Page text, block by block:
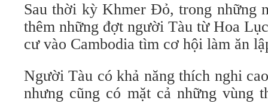
Sau thời kỳ Khmer Đỏ, trong những
thêm những đợt người Tàu từ Hoa
cư vào Cambodia tìm cơ hội làm ăn
Người Tàu có khả năng thích nghi
nhưng cũng có mặt cả những vùng